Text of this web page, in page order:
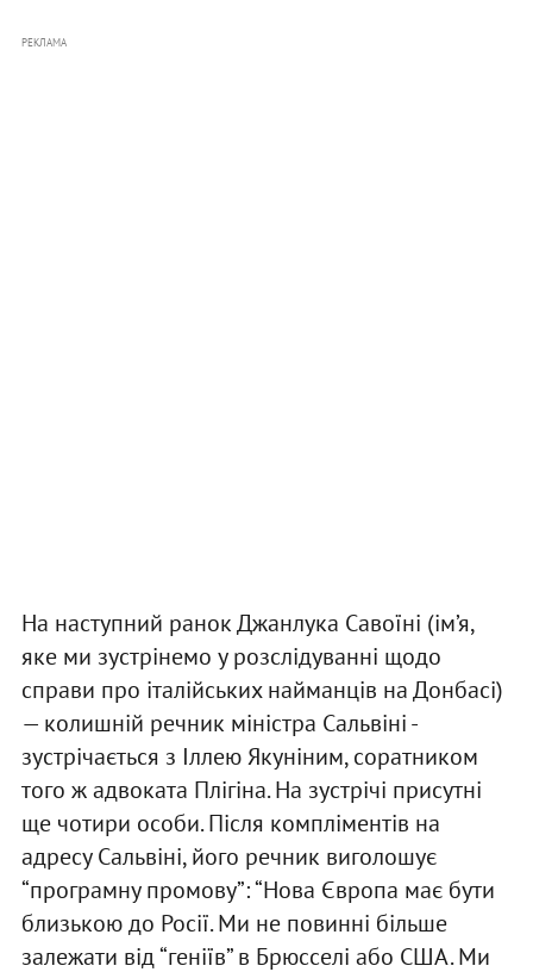
РЕКЛАМА
На наступний ранок Джанлука Савоїні (ім’я,
яке ми зустрінемо у розслідуванні щодо
справи про італійських найманців на Донбасі)
— колишній речник міністра Сальвіні -
зустрічається з Іллею Якуніним, соратником
того ж адвоката Плігіна. На зустрічі присутні
ще чотири особи. Після компліментів на
адресу Сальвіні, його речник виголошує
“програмну промову”: “Нова Європа має бути
близькою до Росії. Ми не повинні більше
залежати від “геніїв” в Брюсселі або США. Ми